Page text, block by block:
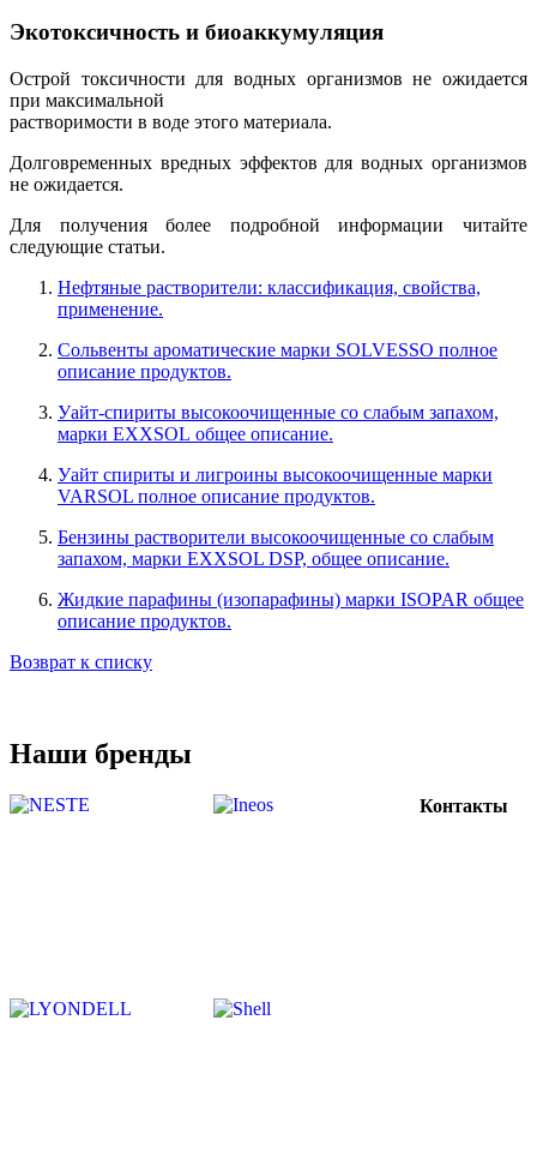
Экотоксичность и биоаккумуляция
Острой токсичности для водных организмов не ожидается
при максимальной
растворимости в воде этого материала.
Долговременных вредных эффектов для водных организмов
не ожидается.
Для получения более подробной информации читайте
следующие статьи.
Нефтяные растворители: классификация, свойства,
применение.
Сольвенты ароматические марки SOLVESSO полное
описание продуктов.
Уайт-спириты высокоочищенные со слабым запахом,
марки EXXSOL общее описание.
Уайт спириты и лигроины высокоочищенные марки
VARSOL полное описание продуктов.
Бензины растворители высокоочищенные со слабым
запахом, марки EXXSOL DSP, общее описание.
Жидкие парафины (изопарафины) марки ISOPAR общее
описание продуктов.
Возврат к списку
Наши бренды
Контакты